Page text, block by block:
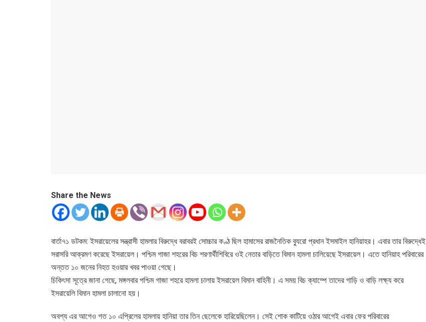
Share the News
বার্তা৭১ ডটকম: ইসরায়েলের সন্ত্রাসী হামলার বিরুদ্ধে বরাবরই সোচ্চার কণ্ঠ ছিল হামাসের রাজনৈতিক ব্যুরো প্রধান ইসমাইল হানিয়াহর। এবার তার বিরুদ্ধেই
সরাসরি আক্রমণ করেছে ইসরায়েল। পশ্চিম গাজা শহরের বিচ শরণার্থীশিবিরে ওই নেতার বাড়িতে বিমান হামলা চালিয়েছে ইসরায়েল। এতে হানিয়াহ পরিবারের
অন্তত ১০ জনের নিহত হওয়ার খবর পাওয়া গেছে।
চিকিৎসা সূত্রে জানা গেছে, মঙ্গলবার পশ্চিম গাজা শহরে হামলা চালায় ইসরায়েল বিমান বাহিনী। এ সময় বিচ ক্যাম্পে তাদের গাড়ি ও বাড়ি লক্ষ্য করে
ইসরায়েলি বিমান হামলা চালানো হয়।
অবশ্য এর আগেও গত ১০ এপ্রিলের হামলায় হানিয়া তার তিন ছেলেকে হারিয়েছিলেন। সেই শোক কাটিয়ে ওঠার আগেই এবার ফের পরিবারের